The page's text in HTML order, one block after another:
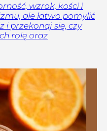
wzrok, kości i
ale łatwo pomylić
i przekonaj się, czy
rolę oraz